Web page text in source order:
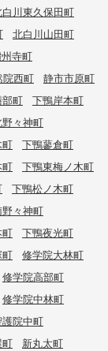
白川東久保田町
北白川山田町
寺町
院西町
静市市原町
町
下鴨岸本町
々神町
町
下鴨蓼倉町
町
下鴨東梅ノ木町
下鴨松ノ木町
々神町
町
下鴨夜光町
町
修学院大林町
修学院高部町
修学院中林町
護院中町
町
新丸太町